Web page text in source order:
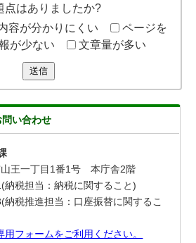
点はありましたか?
容が分かりにくい
ページを
が少ない 文章量が多い
送信
問い合わせ
王一丁目1番1号 本庁舎2階
税担当：納税に関すること)
推進担当：口座振替に関するこ
フォームをご利用ください。